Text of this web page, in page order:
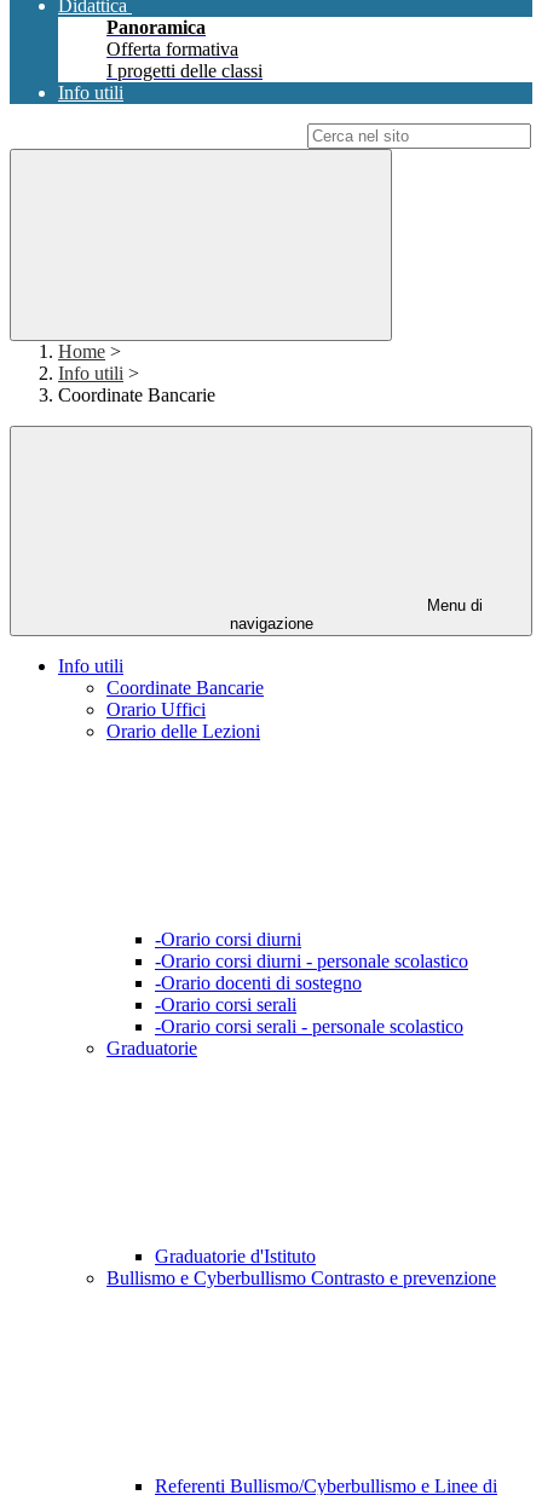
Didattica
Panoramica
Offerta formativa
I progetti delle classi
Info utili
Home >
Info utili >
Coordinate Bancarie
Menu di
navigazione
Info utili
Coordinate Bancarie
Orario Uffici
Orario delle Lezioni
-Orario corsi diurni
-Orario corsi diurni - personale scolastico
-Orario docenti di sostegno
-Orario corsi serali
-Orario corsi serali - personale scolastico
Graduatorie
Graduatorie d'Istituto
Bullismo e Cyberbullismo Contrasto e prevenzione
Referenti Bullismo/Cyberbullismo e Linee di